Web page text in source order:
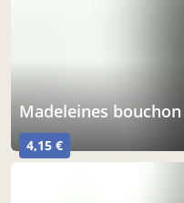
madeleines
4,15 €